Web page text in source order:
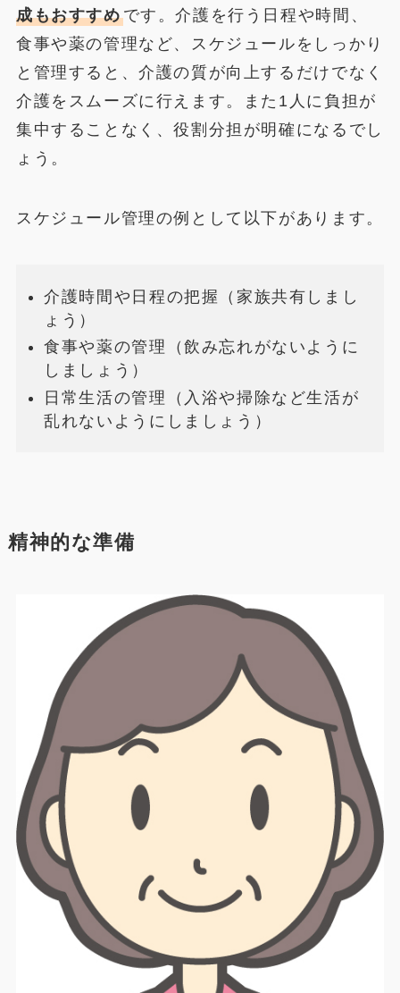
成もおすすめです。介護を行う日程や時間、
食事や薬の管理など、スケジュールをしっかり
と管理すると、介護の質が向上するだけでなく
介護をスムーズに行えます。また1人に負担が
集中することなく、役割分担が明確になるでし
ょう。
スケジュール管理の例として以下があります。
介護時間や日程の把握（家族共有しまし
ょう）
食事や薬の管理（飲み忘れがないように
しましょう）
日常生活の管理（入浴や掃除など生活が
乱れないようにしましょう）
精神的な準備